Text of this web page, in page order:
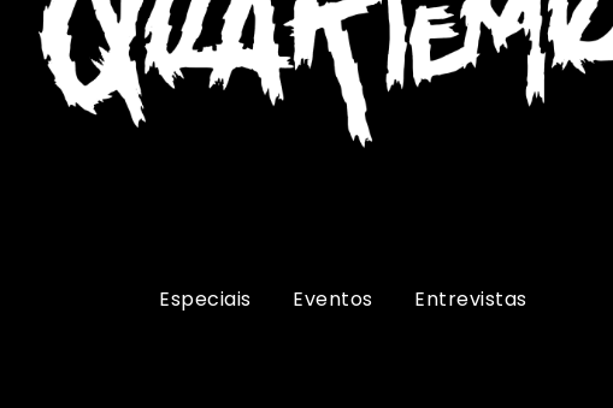
Especiais Eventos Entrevistas